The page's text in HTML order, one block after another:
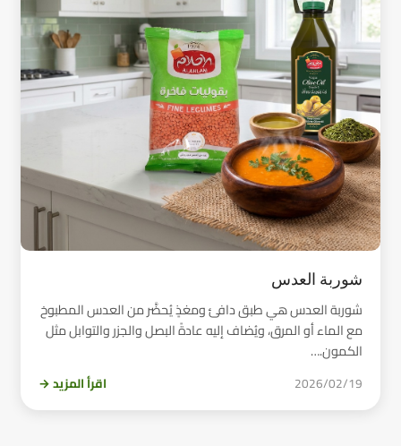
شوربة العدس
شوربة العدس هي طبق دافئ ومغذٍ يُحضَّر من العدس المطبوخ
مع الماء أو المرق، ويُضاف إليه عادةً البصل والجزر والتوابل مثل
الكمون.…
2026/02/19 اقرأ المزيد →